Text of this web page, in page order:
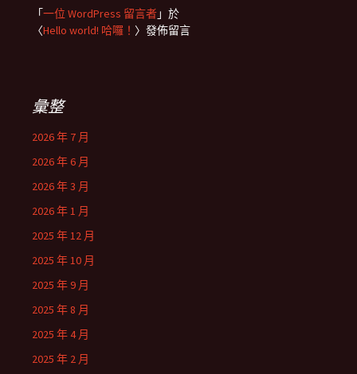
「一位 WordPress 留言者」於
〈Hello world! 哈囉！ 〉發佈留言
彙整
2026 年 7 月
2026 年 6 月
2026 年 3 月
2026 年 1 月
2025 年 12 月
2025 年 10 月
2025 年 9 月
2025 年 8 月
2025 年 4 月
2025 年 2 月